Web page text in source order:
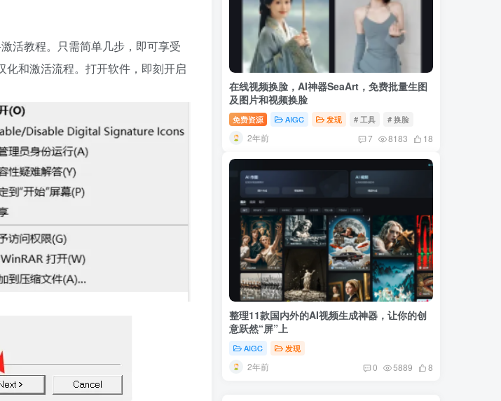
活教程。只需简单几步，即可享受
和激活流程。打开软件，即刻开启
在线视频换脸，AI神器SeaArt，免费批量生图
及图片和视频换脸
免费资源 AIGC 发现 # 工具 # 换脸
2年前 7 8183 18
整理11款国内外的AI视频生成神器，让你的创
意跃然“屏”上
AIGC 发现
2年前 0 5889 8